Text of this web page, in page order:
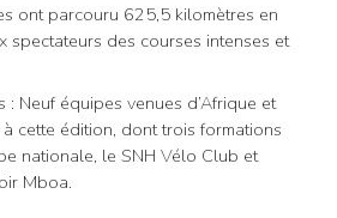
ont parcouru 625,5 kilomètres en
spectateurs des courses intenses et
: Neuf équipes venues d’Afrique et
cette édition, dont trois formations
nationale, le SNH Vélo Club et
Mboa.